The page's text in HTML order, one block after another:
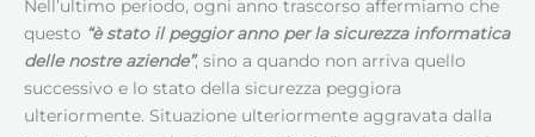
Nell’ultimo periodo, ogni anno trascorso affermiamo che
questo “è stato il peggior anno per la sicurezza informatica
delle nostre aziende”, sino a quando non arriva quello
successivo e lo stato della sicurezza peggiora
ulteriormente. Situazione ulteriormente aggravata dalla